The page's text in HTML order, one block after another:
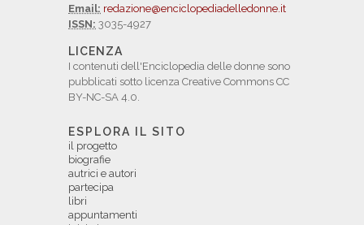
Email: redazione@enciclopediadelledonne.it
ISSN: 3035-4927
LICENZA
I contenuti dell'Enciclopedia delle donne sono
pubblicati sotto licenza Creative Commons CC
BY-NC-SA 4.0.
ESPLORA IL SITO
il progetto
biografie
autrici e autori
partecipa
libri
appuntamenti